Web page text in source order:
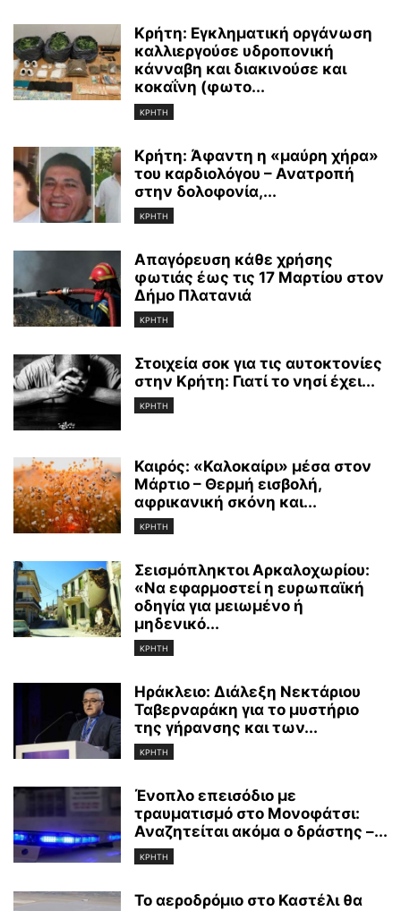
Κρήτη: Εγκληματική οργάνωση
καλλιεργούσε υδροπονική
κάνναβη και διακινούσε και
κοκαΐνη (φωτο...
ΚΡΗΤΗ
Κρήτη: Άφαντη η «μαύρη χήρα»
του καρδιολόγου – Ανατροπή
στην δολοφονία,...
ΚΡΗΤΗ
Απαγόρευση κάθε χρήσης
φωτιάς έως τις 17 Μαρτίου στον
Δήμο Πλατανιά
ΚΡΗΤΗ
Στοιχεία σοκ για τις αυτοκτονίες
στην Κρήτη: Γιατί το νησί έχει...
ΚΡΗΤΗ
Καιρός: «Καλοκαίρι» μέσα στον
Μάρτιο – Θερμή εισβολή,
αφρικανική σκόνη και...
ΚΡΗΤΗ
Σεισμόπληκτοι Αρκαλοχωρίου:
«Να εφαρμοστεί η ευρωπαϊκή
οδηγία για μειωμένο ή
μηδενικό...
ΚΡΗΤΗ
Ηράκλειο: Διάλεξη Νεκτάριου
Ταβερναράκη για το μυστήριο
της γήρανσης και των...
ΚΡΗΤΗ
Ένοπλο επεισόδιο με
τραυματισμό στο Μονοφάτσι:
Αναζητείται ακόμα ο δράστης –...
ΚΡΗΤΗ
Το αεροδρόμιο στο Καστέλι θα